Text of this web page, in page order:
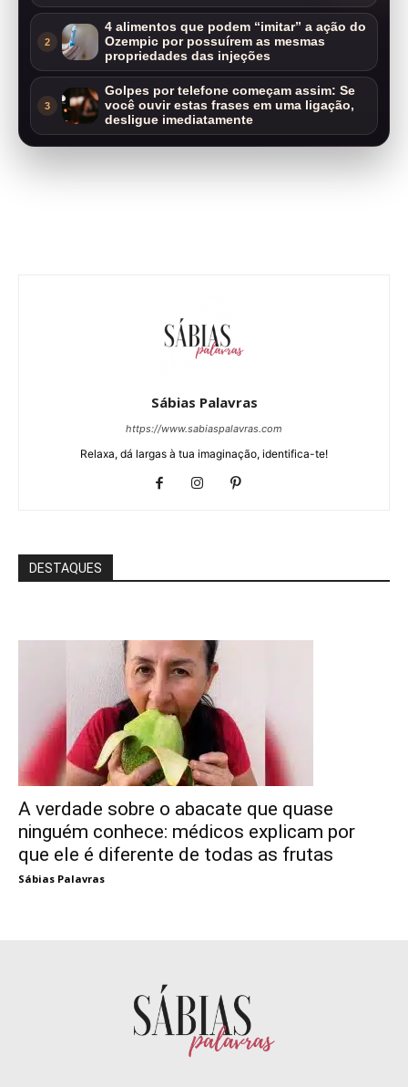
2
4 alimentos que podem “imitar” a ação do
Ozempic por possuírem as mesmas
propriedades das injeções
3
Golpes por telefone começam assim: Se
você ouvir estas frases em uma ligação,
desligue imediatamente
Sábias Palavras
https://www.sabiaspalavras.com
Relaxa, dá largas à tua imaginação, identifica-te!
DESTAQUES
A verdade sobre o abacate que quase
ninguém conhece: médicos explicam por
que ele é diferente de todas as frutas
Sábias Palavras